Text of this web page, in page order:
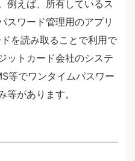
例えば、所有しているス
スワード管理用のアプリ
を読み取ることで利用で
ットカード会社のシステ
等でワンタイムパスワー
等があります。